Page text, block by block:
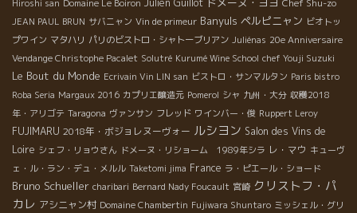
Hiroshi san Domaine Le Boiron
JEAN PAUL BRUN サバニャン Vin de primeur Banyuls ペルピニャン ビオトッ
プワイン マタハリ パリのビストロ・シャトーブリアン Juliénas 20e Anniversaire
Vendange Christophe Pacalet Solutré Kurumé Wine School chef Youji Suzuki
Le Bout du Monde Ecrivain Vin LIN san ビストロ・サンマルタン Paris bistro
Roba Seria Margaux 2016 カプリエ醸造元 Pomerol シャ 九州・大分 収穫2018
年・アリゴテ Taragona ヴァンサン フレッド ワインバー・俊 Ruppert Leroy
FUJIMARU 2018年・ボジョレヌーヴォー ルシヨン Salon des Vins de
Loire シェフ・リョウさん ドメーヌ・リショーム 1989年シラ レ・マウ キューヴ
ェ・ル・ラン・デュ・メルル Taketomi jima France ラ・ピエール・ショード
Bruno Schueller charibari Bernard Nady Foucault 宮崎 クリストフ・パ
カレ アシニャン村 Domaine Chambertin Fujiwara Shuntaro ミッシェル・グリ